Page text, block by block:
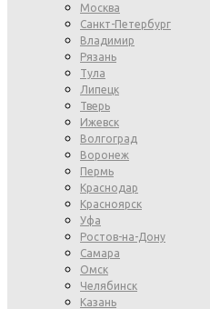
Москва
Санкт-Петербург
Владимир
Рязань
Тула
Липецк
Тверь
Ижевск
Волгоград
Воронеж
Пермь
Краснодар
Красноярск
Уфа
Ростов-на-Дону
Самара
Омск
Челябинск
Казань